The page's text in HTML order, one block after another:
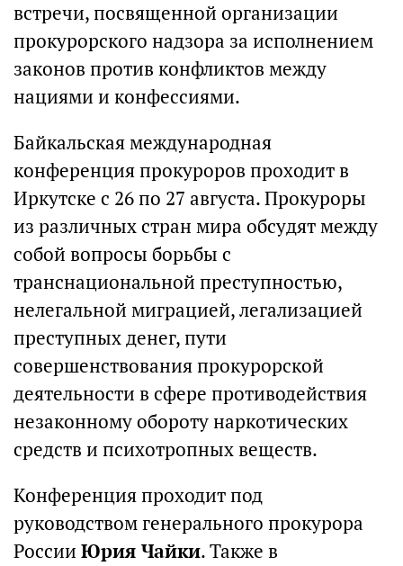
встречи, посвященной организации
прокурорского надзора за исполнением
законов против конфликтов между
нациями и конфессиями.
Байкальская международная
конференция прокуроров проходит в
Иркутске с 26 по 27 августа. Прокуроры
из различных стран мира обсудят между
собой вопросы борьбы с
транснациональной преступностью,
нелегальной миграцией, легализацией
преступных денег, пути
совершенствования прокурорской
деятельности в сфере противодействия
незаконному обороту наркотических
средств и психотропных веществ.
Конференция проходит под
руководством генерального прокурора
России Юрия Чайки. Также в